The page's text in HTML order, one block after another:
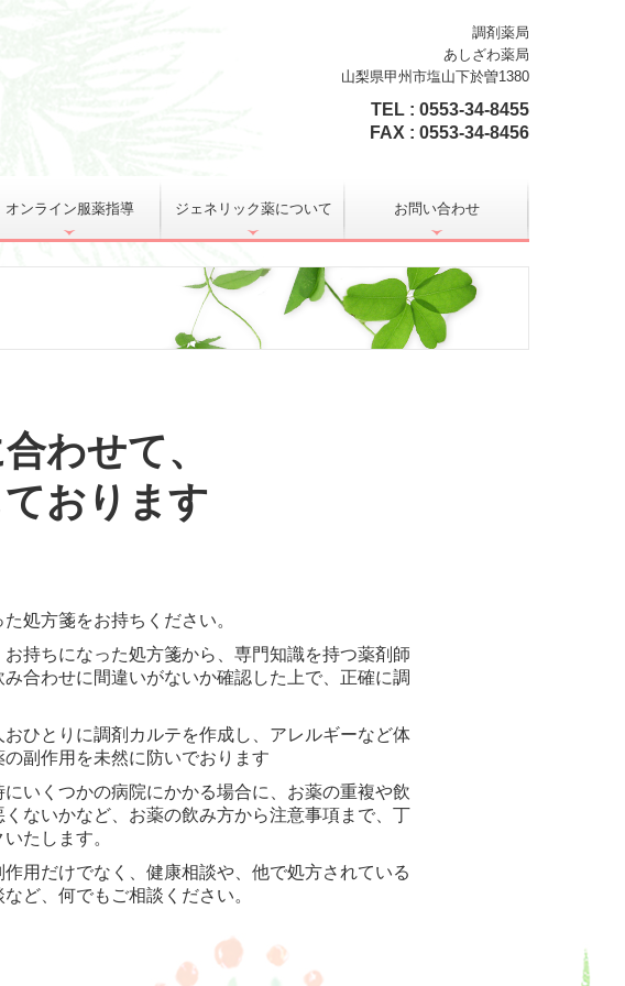
調剤薬局
あしざわ薬局
山梨県甲州市塩山下於曽1380
TEL : 0553-34-8455
FAX : 0553-34-8456
オンライン服薬指導 ジェネリック薬について お問い合わせ
わせて、
おります
処方箋をお持ちください。
お持ちになった処方箋から、専門知識を持つ薬剤師
み合わせに間違いがないか確認した上で、正確に調
おひとりに調剤カルテを作成し、アレルギーなど体
の副作用を未然に防いでおります
にいくつかの病院にかかる場合に、お薬の重複や飲
くないかなど、お薬の飲み方から注意事項まで、丁
たします。
用だけでなく、健康相談や、他で処方されている
ど、何でもご相談ください。